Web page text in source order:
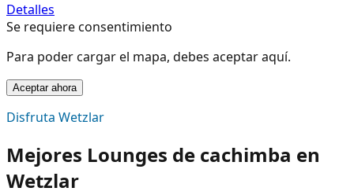
Detalles
Se requiere consentimiento
Para poder cargar el mapa, debes aceptar aquí.
Aceptar ahora
Disfruta Wetzlar
Mejores Lounges de cachimba en
Wetzlar